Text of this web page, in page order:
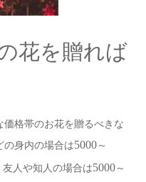
花を贈れば
格帯のお花を贈るべきな
の身内の場合は5000～
人や知人の場合は5000～